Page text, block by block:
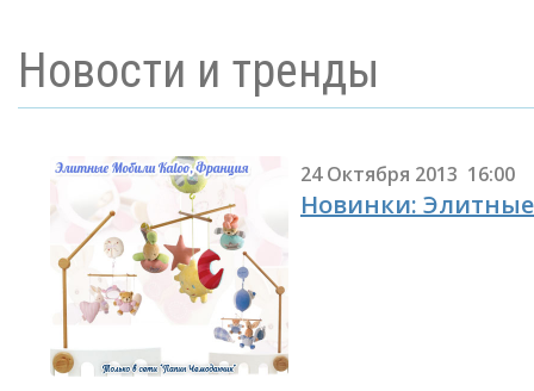
Новости и тренды
24 Октября 2013 16:00
Новинки: